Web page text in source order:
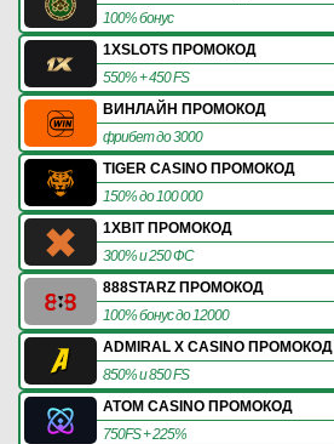
100% бонус
1XSLOTS ПРОМОКОД
550% + 450 FS
ВИНЛАЙН ПРОМОКОД
фрибет до 3000
TIGER CASINO ПРОМОКОД
150% до 100 000
1XBIT ПРОМОКОД
300% и 250 ФС
888STARZ ПРОМОКОД
100% бонус до 12000
ADMIRAL X CASINO ПРОМОКОД
850% и 850 FS
ATOM CASINO ПРОМОКОД
750FS + 225%